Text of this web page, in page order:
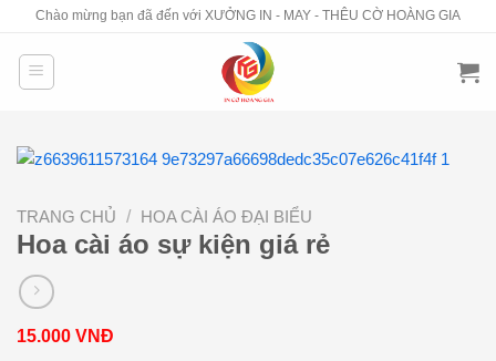
content
Chào mừng bạn đã đến với XƯỞNG IN - MAY - THÊU CỜ HOÀNG GIA
TRANG CHỦ / HOA CÀI ÁO ĐẠI BIỂU
Hoa cài áo sự kiện giá rẻ
15.000 VNĐ